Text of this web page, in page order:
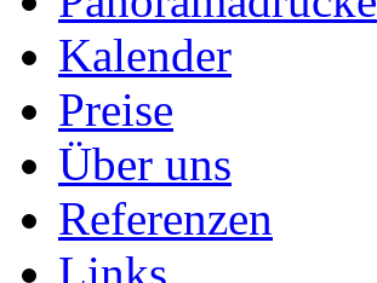
Kalender
Preise
Über uns
Referenzen
Links